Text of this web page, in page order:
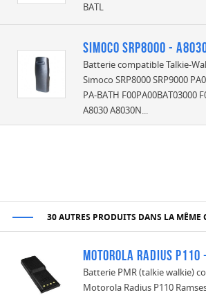
BATL
Simoco SRP8000 -
Batterie compatible Talkie-
Simoco SRP8000 SRP9000
PA-BATH F00PA00BAT03000
A8030 A8030N...
30 AUTRES PRODUITS DANS LA MÊME
Motorola Radius P110
Batterie PMR (talkie walkie)
Motorola Radius P110